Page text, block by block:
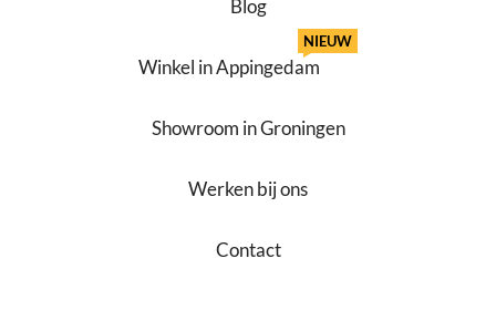
Blog
Winkel in Appingedam
NIEUW
Showroom in Groningen
Werken bij ons
Contact